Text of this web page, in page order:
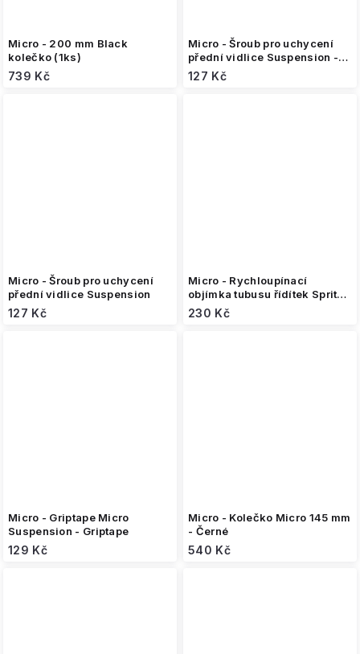
Micro - 200 mm Black
kolečko (1ks)
739 Kč
Micro - Šroub pro uchycení
přední vidlice Suspension -
M6
127 Kč
Micro - Šroub pro uchycení
přední vidlice Suspension
127 Kč
Micro - Rychloupínací
objímka tubusu řídítek Sprite
Suspension
230 Kč
Micro - Griptape Micro
Suspension - Griptape
129 Kč
Micro - Kolečko Micro 145 mm
- Černé
540 Kč